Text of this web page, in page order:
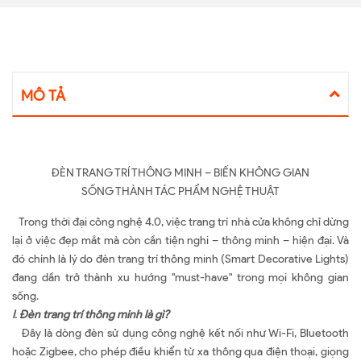
MÔ TẢ
ĐÈN TRANG TRÍ THÔNG MINH – BIẾN KHÔNG GIAN
SỐNG THÀNH TÁC PHẨM NGHỆ THUẬT
Trong thời đại công nghệ 4.0, việc trang trí nhà cửa không chỉ dừng
lại ở việc đẹp mắt mà còn cần tiện nghi – thông minh – hiện đại. Và
đó chính là lý do đèn trang trí thông minh (Smart Decorative Lights)
đang dần trở thành xu hướng "must-have" trong mọi không gian
sống.
I. Đèn trang trí thông minh là gì?
Đây là dòng đèn sử dụng công nghệ kết nối như Wi-Fi, Bluetooth
hoặc Zigbee, cho phép điều khiển từ xa thông qua điện thoại, giọng